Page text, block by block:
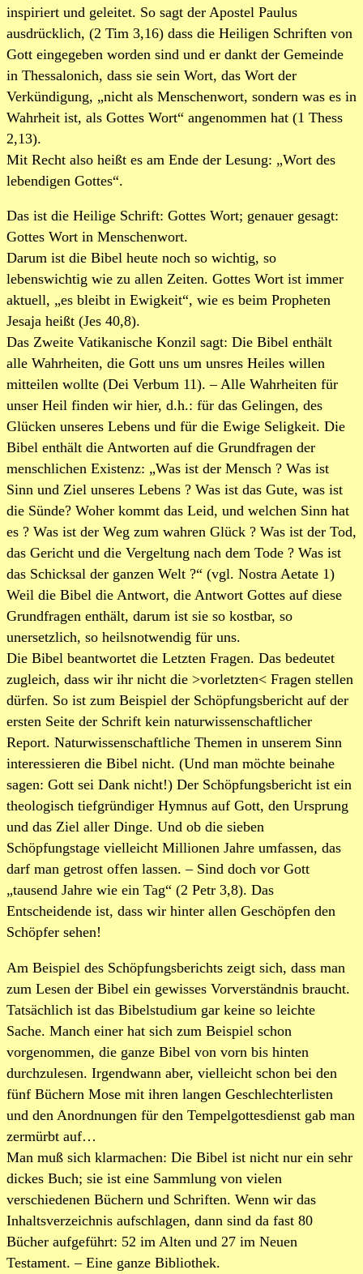
inspiriert und geleitet. So sagt der Apostel Paulus
ausdrücklich, (2 Tim 3,16) dass die Heiligen Schriften von
Gott eingegeben worden sind und er dankt der Gemeinde
in Thessalonich, dass sie sein Wort, das Wort der
Verkündigung, „nicht als Menschenwort, sondern was es in
Wahrheit ist, als Gottes Wort“ angenommen hat (1 Thess
2,13).
Mit Recht also heißt es am Ende der Lesung: „Wort des
lebendigen Gottes“.
Das ist die Heilige Schrift: Gottes Wort; genauer gesagt:
Gottes Wort in Menschenwort.
Darum ist die Bibel heute noch so wichtig, so
lebenswichtig wie zu allen Zeiten. Gottes Wort ist immer
aktuell, „es bleibt in Ewigkeit“, wie es beim Propheten
Jesaja heißt (Jes 40,8).
Das Zweite Vatikanische Konzil sagt: Die Bibel enthält
alle Wahrheiten, die Gott uns um unsres Heiles willen
mitteilen wollte (Dei Verbum 11). – Alle Wahrheiten für
unser Heil finden wir hier, d.h.: für das Gelingen, des
Glücken unseres Lebens und für die Ewige Seligkeit. Die
Bibel enthält die Antworten auf die Grundfragen der
menschlichen Existenz: „Was ist der Mensch ? Was ist
Sinn und Ziel unseres Lebens ? Was ist das Gute, was ist
die Sünde? Woher kommt das Leid, und welchen Sinn hat
es ? Was ist der Weg zum wahren Glück ? Was ist der Tod,
das Gericht und die Vergeltung nach dem Tode ? Was ist
das Schicksal der ganzen Welt ?“ (vgl. Nostra Aetate 1)
Weil die Bibel die Antwort, die Antwort Gottes auf diese
Grundfragen enthält, darum ist sie so kostbar, so
unersetzlich, so heilsnotwendig für uns.
Die Bibel beantwortet die Letzten Fragen. Das bedeutet
zugleich, dass wir ihr nicht die >vorletzten< Fragen stellen
dürfen. So ist zum Beispiel der Schöpfungsbericht auf der
ersten Seite der Schrift kein naturwissenschaftlicher
Report. Naturwissenschaftliche Themen in unserem Sinn
interessieren die Bibel nicht. (Und man möchte beinahe
sagen: Gott sei Dank nicht!) Der Schöpfungsbericht ist ein
theologisch tiefgründiger Hymnus auf Gott, den Ursprung
und das Ziel aller Dinge. Und ob die sieben
Schöpfungstage vielleicht Millionen Jahre umfassen, das
darf man getrost offen lassen. – Sind doch vor Gott
„tausend Jahre wie ein Tag“ (2 Petr 3,8). Das
Entscheidende ist, dass wir hinter allen Geschöpfen den
Schöpfer sehen!
Am Beispiel des Schöpfungsberichts zeigt sich, dass man
zum Lesen der Bibel ein gewisses Vorverständnis braucht.
Tatsächlich ist das Bibelstudium gar keine so leichte
Sache. Manch einer hat sich zum Beispiel schon
vorgenommen, die ganze Bibel von vorn bis hinten
durchzulesen. Irgendwann aber, vielleicht schon bei den
fünf Büchern Mose mit ihren langen Geschlechterlisten
und den Anordnungen für den Tempelgottesdienst gab man
zermürbt auf…
Man muß sich klarmachen: Die Bibel ist nicht nur ein sehr
dickes Buch; sie ist eine Sammlung von vielen
verschiedenen Büchern und Schriften. Wenn wir das
Inhaltsverzeichnis aufschlagen, dann sind da fast 80
Bücher aufgeführt: 52 im Alten und 27 im Neuen
Testament. – Eine ganze Bibliothek.